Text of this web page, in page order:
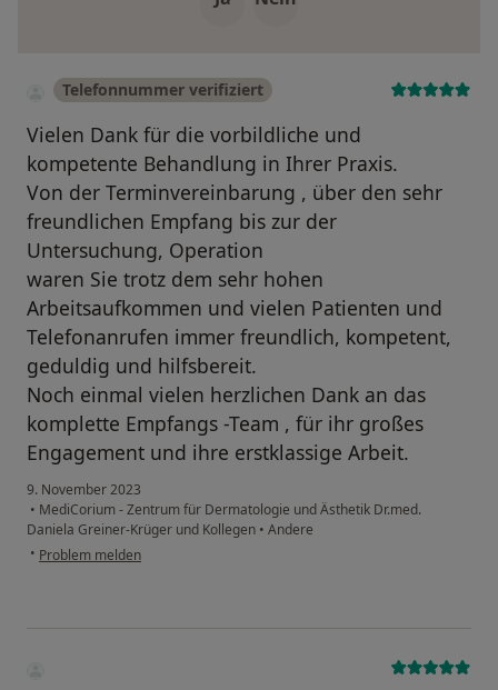
Telefonnummer verifiziert
Vielen Dank für die vorbildliche und
kompetente Behandlung in Ihrer Praxis.
Von der Terminvereinbarung , über den sehr
freundlichen Empfang bis zur der
Untersuchung, Operation
waren Sie trotz dem sehr hohen
Arbeitsaufkommen und vielen Patienten und
Telefonanrufen immer freundlich, kompetent,
geduldig und hilfsbereit.
Noch einmal vielen herzlichen Dank an das
komplette Empfangs -Team , für ihr großes
Engagement und ihre erstklassige Arbeit.
9. November 2023
• MediCorium - Zentrum für Dermatologie und Ästhetik Dr.med.
Daniela Greiner-Krüger und Kollegen • Andere
• Problem melden